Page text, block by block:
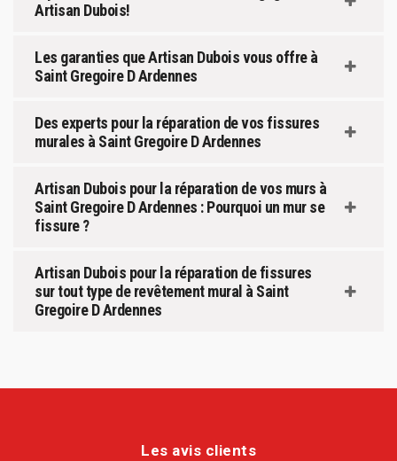
Artisan Dubois!
Les garanties que Artisan Dubois vous offre à
Saint Gregoire D Ardennes
Des experts pour la réparation de vos fissures
murales à Saint Gregoire D Ardennes
Artisan Dubois pour la réparation de vos murs à
Saint Gregoire D Ardennes : Pourquoi un mur se
fissure ?
Artisan Dubois pour la réparation de fissures
sur tout type de revêtement mural à Saint
Gregoire D Ardennes
Les avis clients